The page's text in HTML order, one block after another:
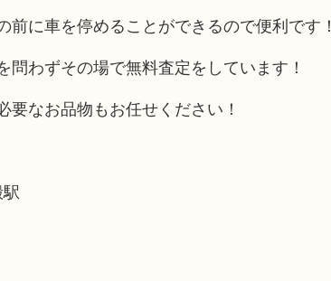
前に車を停めることができるので便利です！
問わずその場で無料査定をしています！
なお品物もお任せください！